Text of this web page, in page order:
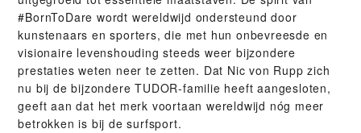
#BornToDare wordt wereldwijd ondersteund door
kunstenaars en sporters, die met hun onbevreesde en
visionaire levenshouding steeds weer bijzondere
prestaties weten neer te zetten. Dat Nic von Rupp zich
nu bij de bijzondere TUDOR-familie heeft aangesloten,
geeft aan dat het merk voortaan wereldwijd nóg meer
betrokken is bij de surfsport.